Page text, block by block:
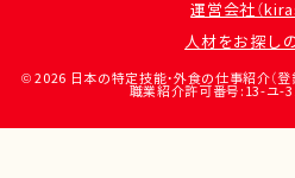
運営会社（
人材をお探し
© 2026 日本の特定技能・外食の仕事紹介（
職業紹介許可番号:13-ユ-